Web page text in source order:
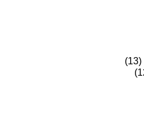
(13)